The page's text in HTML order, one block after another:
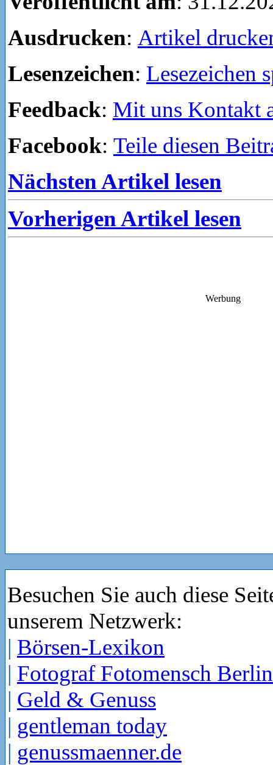
Ausdrucken: Artikel
Lesenzeichen: Lesezeichen
Feedback: Mit uns Kontakt
Facebook: Teile diesen
Nächsten Artikel lesen
Vorherigen Artikel lesen
Werbung
Besuchen Sie auch diese
unserem Netzwerk:
| Börsen-Lexikon
| Fotograf Fotomensch Berlin
| Geld & Genuss
| gentleman today
| genussmaenner.de